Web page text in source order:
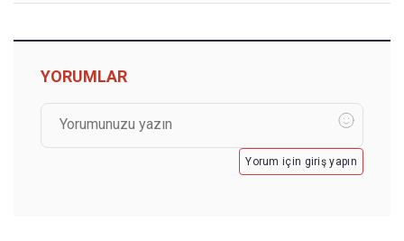
YORUMLAR
Yorum için giriş yapın